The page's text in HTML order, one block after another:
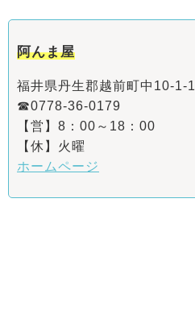
阿んま屋
福井県丹生郡越前町中10-1-1
☎0778-36-0179
【営】8：00～18：00
【休】火曜
ホームページ